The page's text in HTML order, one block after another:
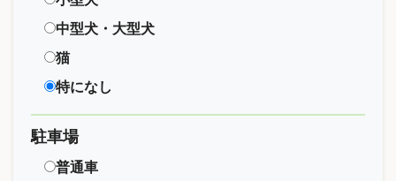
中型犬・大型犬
猫
特になし
駐車場
普通車